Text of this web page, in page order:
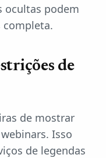
ocultas podem
completa.
de
de mostrar
Isso
de legendas